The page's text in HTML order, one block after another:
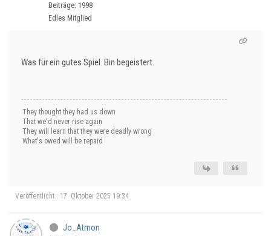
Beiträge: 1998
Edles Mitglied
Was für ein gutes Spiel. Bin begeistert.
They thought they had us down
That we'd never rise again
They will learn that they were deadly wrong
What's owed will be repaid
Veröffentlicht : 17. Oktober 2025 19:34
Jo_Atmon